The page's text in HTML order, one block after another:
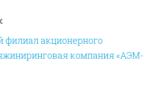
филиал акционерного
компания «АЭМ-